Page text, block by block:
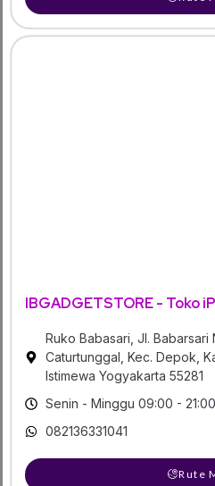
IBGADGETSTORE - Toko
Ruko Babasari, Jl. Babarsari
Caturtunggal, Kec. Depok,
Istimewa Yogyakarta 55281
Senin - Minggu 09:00 - 21:00
082136331041
Rute